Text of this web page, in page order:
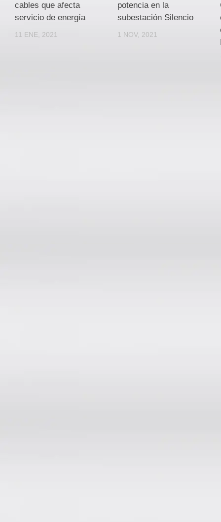
cables que afecta
servicio de energía
11 ENE, 2021
potencia en la
subestación Silencio
1 NOV, 2021